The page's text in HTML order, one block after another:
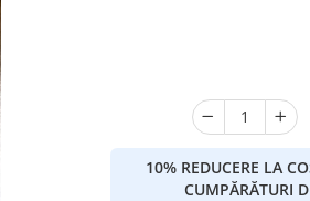
10% REDUCERE LA
CUMPĂRĂTURI